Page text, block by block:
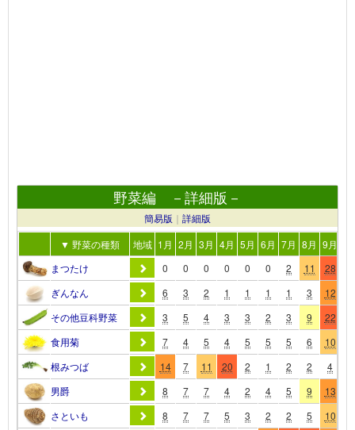
野菜編 －詳細版－
簡易版 ｜ 詳細版
▼ 野菜の種類
地域 1月 2月 3月 4月 5月 6月 7月 8月 9月
まつたけ
0 0 0 0 0 0 2 11 28
ぎんなん
6 3 2 1 1 1 1 3 12
その他豆科野菜
3 5 4 3 3 2 3 9 22
食用菊
7 4 5 4 5 5 5 6 10
根みつば
14 7 11 20 2 1 2 2 4
男爵
8 7 7 4 2 4 5 9 13
さといも
8 7 7 5 3 2 2 5 10